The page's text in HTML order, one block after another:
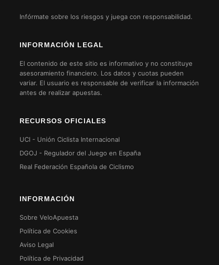
Infórmate sobre los riesgos y juega con responsabilidad.
INFORMACIÓN LEGAL
El contenido de este sitio es informativo y no constituye
asesoramiento financiero. Los datos y cuotas pueden
variar. El usuario es responsable de verificar la información
antes de realizar apuestas.
RECURSOS OFICIALES
UCI - Unión Ciclista Internacional
DGOJ - Regulador del Juego en España
Real Federación Española de Ciclismo
INFORMACIÓN
Sobre VeloApuesta
Política de Cookies
Aviso Legal
Política de Privacidad